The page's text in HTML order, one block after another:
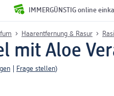
IMMERGÜNSTIG online
Haarentfernung & Rasur
mit Aloe
Frage stellen)